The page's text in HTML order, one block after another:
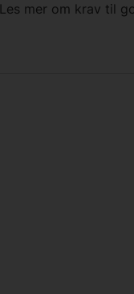
Les mer om krav til